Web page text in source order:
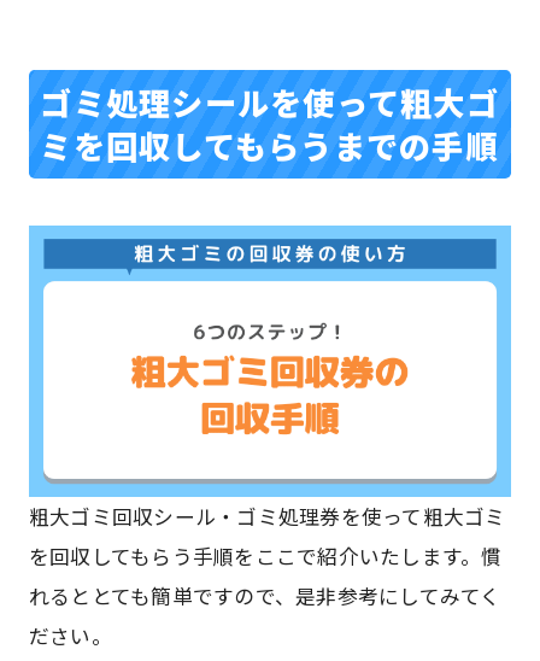
ゴミ処理シールを使って粗大ゴ
ミを回収してもらうまでの手順
粗大ゴミ回収シール・ゴミ処理券を使って粗大ゴミ
を回収してもらう手順をここで紹介いたします。慣
れるととても簡単ですので、是非参考にしてみてく
ださい。